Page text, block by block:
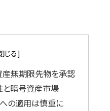
産無期限先物を承認
暗号資産市場
の適用は慎重に